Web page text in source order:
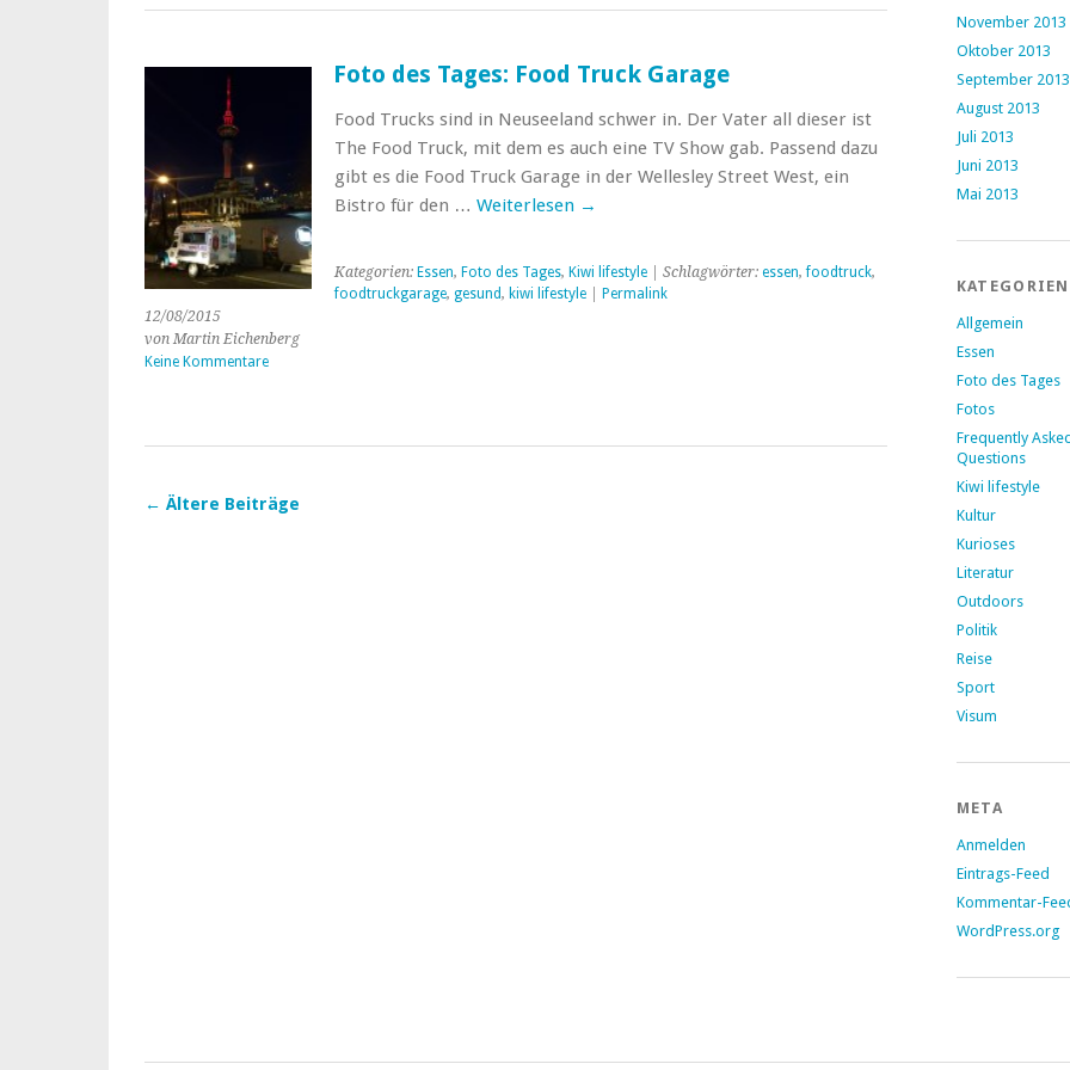
12/08/2015
von Martin Eichenberg
Keine Kommentare
Foto des Tages: Food Truck Garage
Food Trucks sind in Neuseeland schwer in. Der Vater all dieser ist
The Food Truck, mit dem es auch eine TV Show gab. Passend dazu
gibt es die Food Truck Garage in der Wellesley Street West, ein
Bistro für den … Weiterlesen →
Kategorien: Essen, Foto des Tages, Kiwi lifestyle| Schlagwörter: essen,foodtruck,
foodtruckgarage, gesund, kiwi lifestyle| Permalink
← Ältere Beiträge
November 2013
Oktober 2013
September 2013
August 2013
Juli 2013
Juni 2013
Mai 2013
KATEGORIEN
Allgemein
Essen
Foto des Tages
Fotos
Frequently
Questions
Kiwi lifestyle
Kultur
Kurioses
Literatur
Outdoors
Politik
Reise
Sport
Visum
META
Anmelden
Eintrags-Feed
Kommentar-
WordPress.org